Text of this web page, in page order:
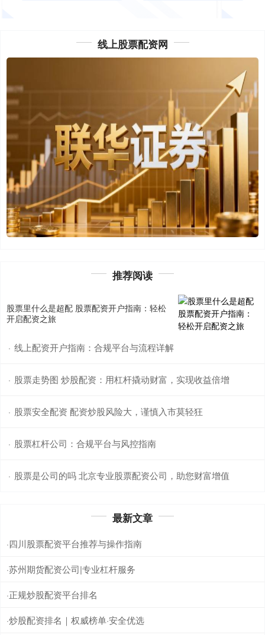
线上股票配资网
推荐阅读
股票里什么是超配 股票配资开户指南：轻松
开启配资之旅
· 线上配资开户指南：合规平台与流程详解
· 股票走势图 炒股配资：用杠杆撬动财富，实现收益倍增
· 股票安全配资 配资炒股风险大，谨慎入市莫轻狂
· 股票杠杆公司：合规平台与风控指南
· 股票是公司的吗 北京专业股票配资公司，助您财富增值
最新文章
·四川股票配资平台推荐与操作指南
·苏州期货配资公司|专业杠杆服务
·正规炒股配资平台排名
·炒股配资排名｜权威榜单·安全优选